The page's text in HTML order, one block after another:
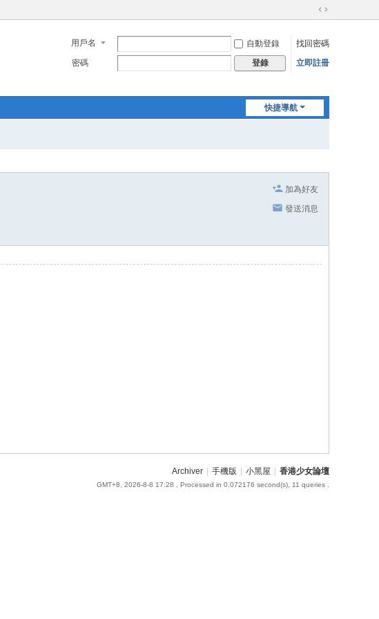
切
到
寬
用戶名 自動登錄
找回密碼
密碼
登錄 立即註冊
快捷導航
加為好友
發送消息
Archiver 手機版 小黑屋 香港少女論壇
GMT+8, 2026-8-8 17:28 , Processed in 0.072176 second(s), 11 queries .